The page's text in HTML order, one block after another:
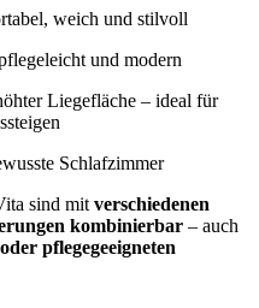
weich und stilvoll
und modern
Liegefläche – ideal für
Schlafzimmer
sind mit verschiedenen
kombinierbar – auch
pflegegeeigneten